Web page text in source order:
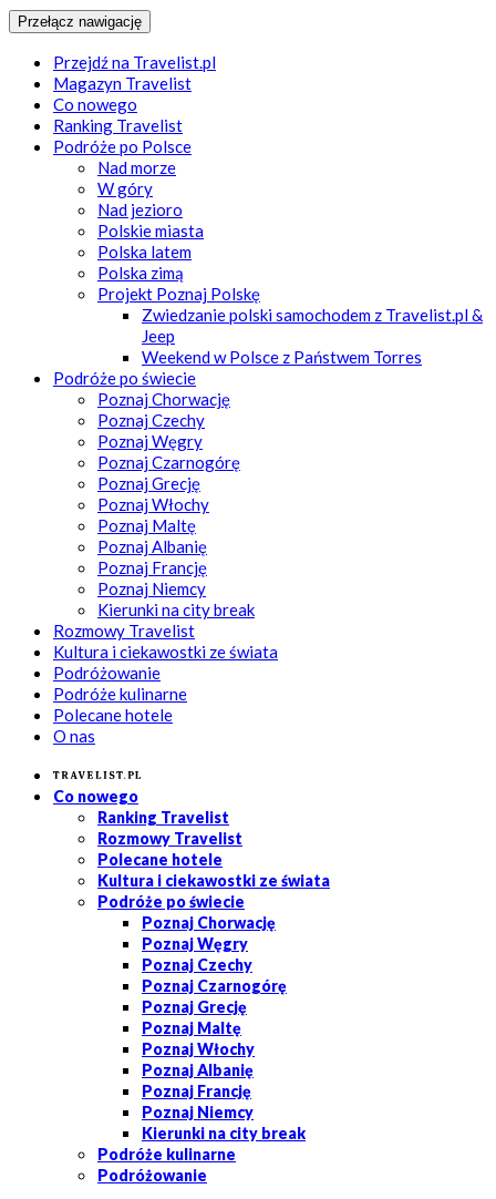
Przełącz nawigację
Przejdź na Travelist.pl
Magazyn Travelist
Co nowego
Ranking Travelist
Podróże po Polsce
Nad morze
W góry
Nad jezioro
Polskie miasta
Polska latem
Polska zimą
Projekt Poznaj Polskę
Zwiedzanie polski samochodem z Travelist.pl &
Jeep
Weekend w Polsce z Państwem Torres
Podróże po świecie
Poznaj Chorwację
Poznaj Czechy
Poznaj Węgry
Poznaj Czarnogórę
Poznaj Grecję
Poznaj Włochy
Poznaj Maltę
Poznaj Albanię
Poznaj Francję
Poznaj Niemcy
Kierunki na city break
Rozmowy Travelist
Kultura i ciekawostki ze świata
Podróżowanie
Podróże kulinarne
Polecane hotele
O nas
Travelist.pl
Co nowego
Ranking Travelist
Rozmowy Travelist
Polecane hotele
Kultura i ciekawostki ze świata
Podróże po świecie
Poznaj Chorwację
Poznaj Węgry
Poznaj Czechy
Poznaj Czarnogórę
Poznaj Grecję
Poznaj Maltę
Poznaj Włochy
Poznaj Albanię
Poznaj Francję
Poznaj Niemcy
Kierunki na city break
Podróże kulinarne
Podróżowanie